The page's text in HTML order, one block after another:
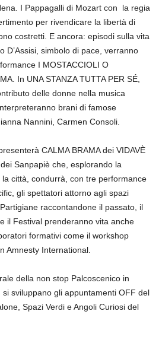
I Pappagalli di Mozart con la regia
per rivendicare la libertà di
costretti. E ancora: episodi sulla vita
D’Assisi, simbolo di pace, verranno
I MOSTACCIOLI O
In UNA STANZA TUTTA PER SÉ,
delle donne nella musica
brani di famose
Nannini, Carmen Consoli.
CALMA BRAMA dei VIDAVÈ
Sanpapiè che, esplorando la
la città, condurrà, con tre performance
gli spettatori attorno agli spazi
raccontandone il passato, il
il Festival prenderanno vita anche
formativi come il workshop
Amnesty International.
della non stop Palcoscenico in
sviluppano gli appuntamenti OFF del
Spazi Verdi e Angoli Curiosi del